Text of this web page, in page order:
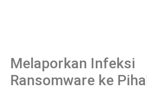
Melaporkan Infeksi
Ransomware ke